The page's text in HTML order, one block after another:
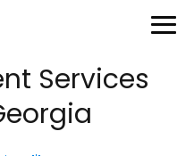
Services